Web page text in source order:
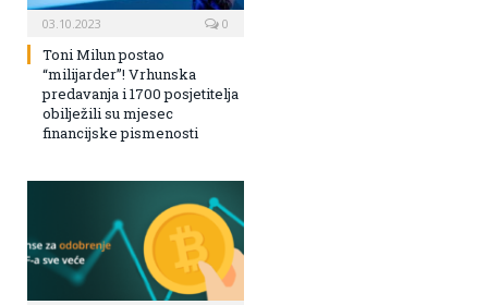
03.10.2023 0
Toni Milun postao
“milijarder”! Vrhunska
predavanja i 1700 posjetitelja
obilježili su mjesec
financijske pismenosti